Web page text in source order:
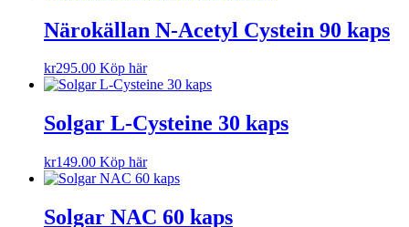
Närokällan N-Acetyl Cystein 90 kaps
kr295.00 Köp här
Solgar L-Cysteine 30 kaps
kr149.00 Köp här
Solgar NAC 60 kaps